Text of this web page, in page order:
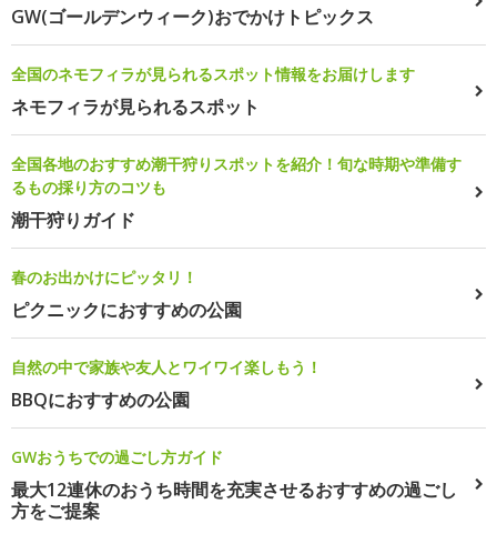
GW(ゴールデンウィーク)おでかけトピックス
全国のネモフィラが見られるスポット情報をお届けします
ネモフィラが見られるスポット
全国各地のおすすめ潮干狩りスポットを紹介！旬な時期や準備す
るもの採り方のコツも
潮干狩りガイド
春のお出かけにピッタリ！
ピクニックにおすすめの公園
自然の中で家族や友人とワイワイ楽しもう！
BBQにおすすめの公園
GWおうちでの過ごし方ガイド
最大12連休のおうち時間を充実させるおすすめの過ごし
方をご提案